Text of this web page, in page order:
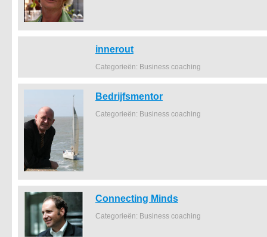
innerout
Categorieën: Business coaching
Bedrijfsmentor
Categorieën: Business coaching
Connecting Minds
Categorieën: Business coaching